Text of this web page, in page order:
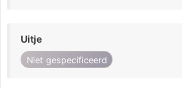
Uitje
Niet gespecificeerd